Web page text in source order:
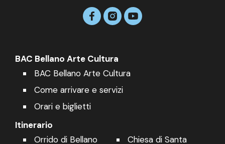
BAC Bellano Arte Cultura
BAC Bellano Arte Cultura
Come arrivare e servizi
Orari e biglietti
Itinerario
Orrido di Bellano
Chiesa di Santa